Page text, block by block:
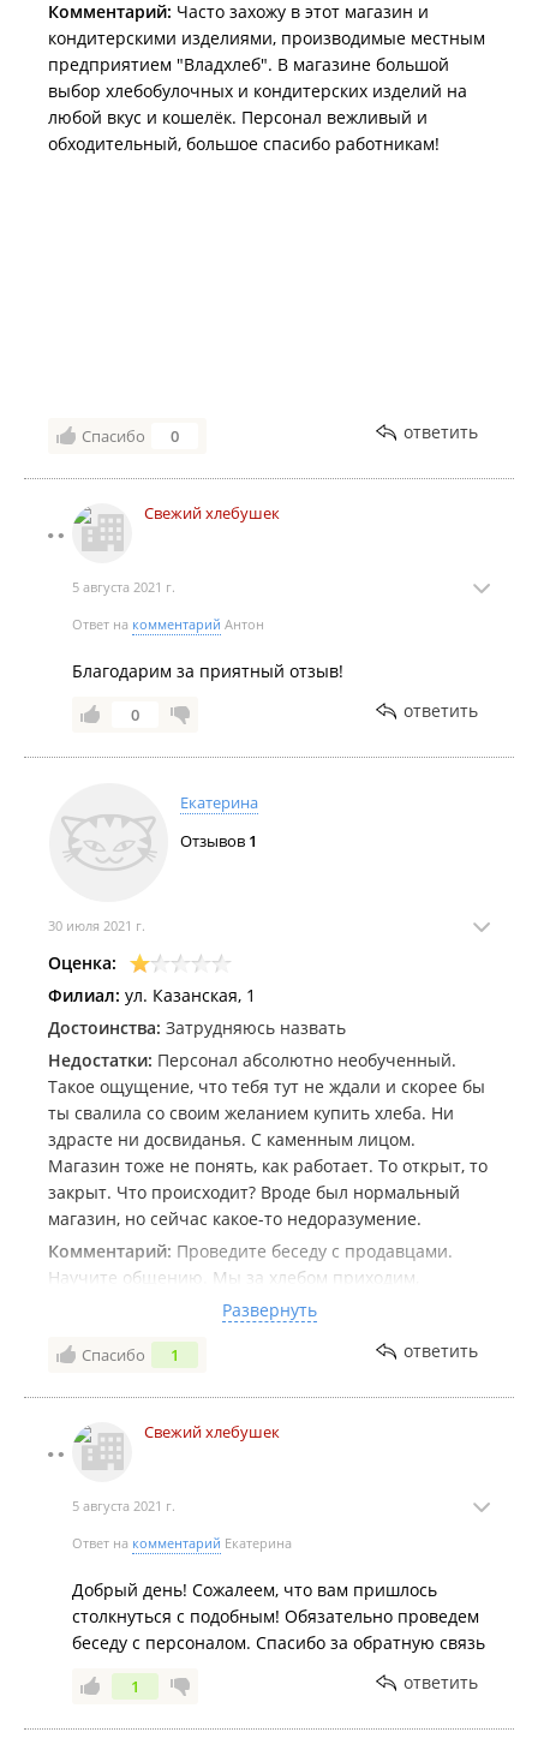
Комментарий: Часто захожу в этот магазин и
кондитерскими изделиями, производимые местным
предприятием "Владхлеб". В магазине большой
выбор хлебобулочных и кондитерских изделий на
любой вкус и кошелёк. Персонал вежливый и
обходительный, большое спасибо работникам!
Спасибо 0 ответить
Свежий хлебушек
5 августа 2021 г.
Ответ на комментарий Антон
Благодарим за приятный отзыв!
0 ответить
Екатерина
Отзывов 1
30 июля 2021 г.
Оценка:
Филиал: ул. Казанская, 1
Достоинства: Затрудняюсь назвать
Недостатки: Персонал абсолютно необученный.
Такое ощущение, что тебя тут не ждали и скорее бы
ты свалила со своим желанием купить хлеба. Ни
здрасте ни досвиданья. С каменным лицом.
Магазин тоже не понять, как работает. То открыт, то
закрыт. Что происходит? Вроде был нормальный
магазин, но сейчас какое-то недоразумение.
Комментарий: Проведите беседу с продавцами.
Научите общению. Мы за хлебом приходим,
вообще-то, и естественное желание, чтоб было
вежливое отношение к покупателю. Если график
изменился, то может быть стоит это отразить в
Развернуть
Спасибо 1 ответить
Свежий хлебушек
5 августа 2021 г.
Ответ на комментарий Екатерина
Добрый день! Сожалеем, что вам пришлось
столкнуться с подобным! Обязательно проведем
беседу с персоналом. Спасибо за обратную связь
1 ответить